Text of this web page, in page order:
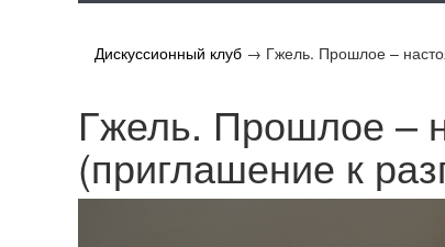
Дискуссионный клуб → Гжель. Прошлое –
Гжель. Прошлое –
(приглашение к